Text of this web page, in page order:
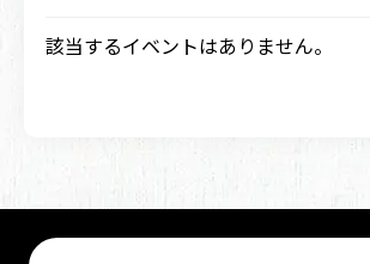
該当するイベントはありません。